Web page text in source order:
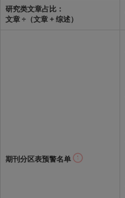
研究类文章占比：
文章 ÷（文章 + 综述）
期刊分区表预警名单